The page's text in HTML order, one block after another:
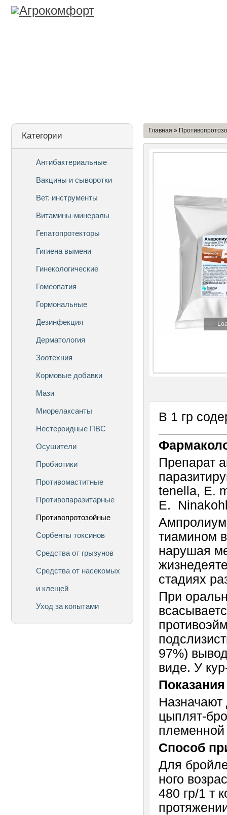
Категории
Антибактериальные
Вакцины и сыворотки
Вет. инструменты
Витамины-минералы
Гепатопротекторы
Гигиена вымени
Гинекологические
Гомеопатия
Гормональные
Дезинфекция
Дерматология
Зоотехния
Кормовые добавки
Мази
Миорелаксанты
Нестероидные ПВС
Осушители
Пробиотики
Противомаститные
Противопаразитарные
Противопротозойные
Сорбенты токсинов
Средства от грызунов
Средства от насекомых
и клещей
Уход за копытами
Главная »
В 1 гр
Препарат
tenella, E.
E.
тиамином
нарушая
стадиях
При
97%)
виде. У
Назначают
цыплят-
племенной
Способ
Для
ного
480 гр/1 т